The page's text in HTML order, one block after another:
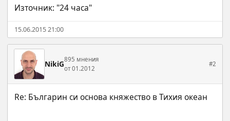
Източник: "24 часа"
15.06.2015 21:00
NikiG895 мнения
от 01.2012
#2